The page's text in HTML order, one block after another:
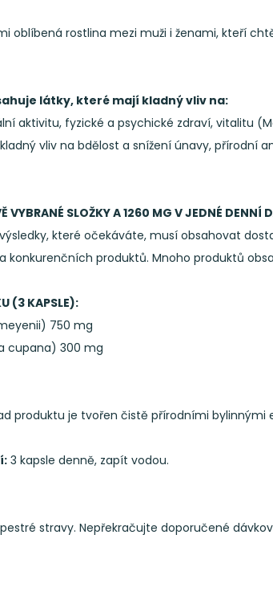
oblíbená rostlina mezi muži i ženami, kteří
látky, které mají kladný vliv na:
aktivitu, fyzické a psychické zdraví, vitalitu
vliv na bdělost a snížení únavy, přírodní
VYBRANÉ SLOŽKY A 1260 MG V JEDNÉ DENNÍ
které očekáváte, musí obsahovat
konkurenčních produktů. Mnoho produktů
(3 KAPSLE):
750 mg
cupana) 300 mg
produktu je tvořen čistě přírodními bylinnými
3 kapsle denně, zapít vodou.
stravy. Nepřekračujte doporučené